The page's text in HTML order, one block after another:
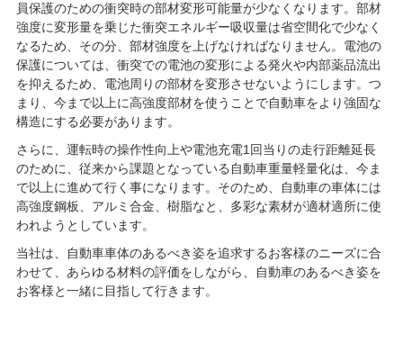
員保護のための衝突時の部材変形可能量が少なくなります。部材
強度に変形量を乗じた衝突エネルギー吸収量は省空間化で少なく
なるため、その分、部材強度を上げなければなりません。電池の
保護については、衝突での電池の変形による発火や内部薬品流出
を抑えるため、電池周りの部材を変形させないようにします。つ
まり、今まで以上に高強度部材を使うことで自動車をより強固な
構造にする必要があります。
さらに、運転時の操作性向上や電池充電1回当りの走行距離延長
のために、従来から課題となっている自動車重量軽量化は、今ま
で以上に進めて行く事になります。そのため、自動車の車体には
高強度鋼板、アルミ合金、樹脂なと、多彩な素材が適材適所に使
われようとしています。
当社は、自動車車体のあるべき姿を追求するお客様のニーズに合
わせて、あらゆる材料の評価をしながら、自動車のあるべき姿を
お客様と一緒に目指して行きます。